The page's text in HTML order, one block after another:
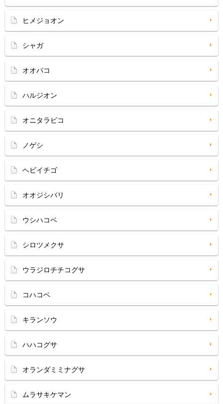
ヒメジョオン
シャガ
オオバコ
ハルジオン
オニタラビコ
ノゲシ
ヘビイチゴ
オオジシバリ
ウシハコベ
シロツメクサ
ウラジロチチコグサ
コハコベ
キランソウ
ハハコグサ
オランダミミナグサ
ムラサキケマン